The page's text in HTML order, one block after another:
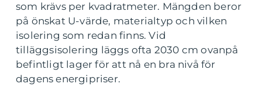
som krävs per kvadratmeter. Mängden beror
på önskat U-värde, materialtyp och vilken
isolering som redan finns. Vid
tilläggsisolering läggs ofta 2030 cm ovanpå
befintligt lager för att nå en bra nivå för
dagens energipriser.